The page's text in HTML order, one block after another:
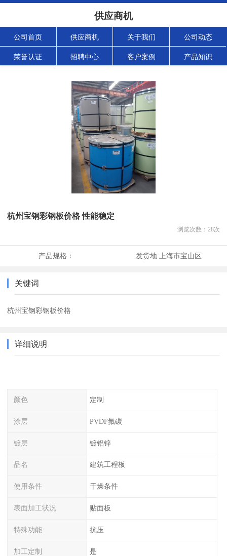
供应商机
公司首页 供应商机 关于我们 公司动态
荣誉认证 招聘中心 客户案例 产品知识
杭州宝钢彩钢板价格 性能稳定
浏览次数： 28次
产品规格： 发货地: 上海市宝山区
关键词
杭州宝钢彩钢板价格
详细说明
颜色 定制
涂层 PVDF氟碳
镀层 镀铝锌
品名 建筑工程板
使用条件 干燥条件
表面加工状况 贴面板
特殊功能 抗压
加工定制 是